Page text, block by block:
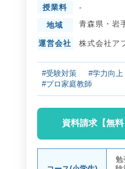
授業料 -
地域 青森県 ・ 岩
運営会社 株式会社ア
#受験対策 #学力向上
#プロ家庭教師
資料請求【無料
勉